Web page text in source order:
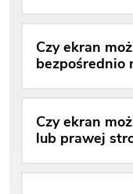
Czy ekran
bezpośrednio
Czy ekran
lub prawej